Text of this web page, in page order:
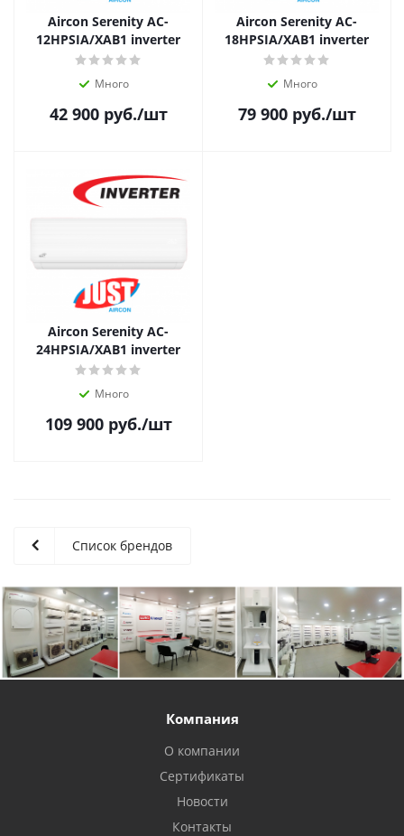
Aircon Serenity AC-
12HPSIA/XAB1 inverter
Много
42 900руб./шт
Aircon Serenity AC-
18HPSIA/XAB1 inverter
Много
79 900руб./шт
Aircon Serenity AC-
24HPSIA/XAB1 inverter
Много
109 900руб./шт
Список брендов
Компания
О компании
Сертификаты
Новости
Контакты